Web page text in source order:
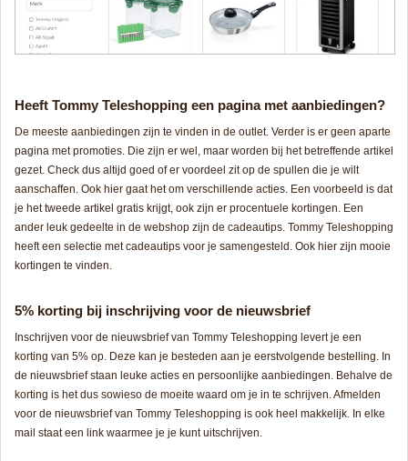
Heeft Tommy Teleshopping een pagina met aanbiedingen?
De meeste aanbiedingen zijn te vinden in de outlet. Verder is er geen aparte
pagina met promoties. Die zijn er wel, maar worden bij het betreffende artikel
gezet. Check dus altijd goed of er voordeel zit op de spullen die je wilt
aanschaffen. Ook hier gaat het om verschillende acties. Een voorbeeld is dat
je het tweede artikel gratis krijgt, ook zijn er procentuele kortingen. Een
ander leuk gedeelte in de webshop zijn de cadeautips. Tommy Teleshopping
heeft een selectie met cadeautips voor je samengesteld. Ook hier zijn mooie
kortingen te vinden.
5% korting bij inschrijving voor de nieuwsbrief
Inschrijven voor de nieuwsbrief van Tommy Teleshopping levert je een
korting van 5% op. Deze kan je besteden aan je eerstvolgende bestelling. In
de nieuwsbrief staan leuke acties en persoonlijke aanbiedingen. Behalve de
korting is het dus sowieso de moeite waard om je in te schrijven. Afmelden
voor de nieuwsbrief van Tommy Teleshopping is ook heel makkelijk. In elke
mail staat een link waarmee je je kunt uitschrijven.